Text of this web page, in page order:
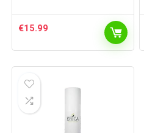
€15.99